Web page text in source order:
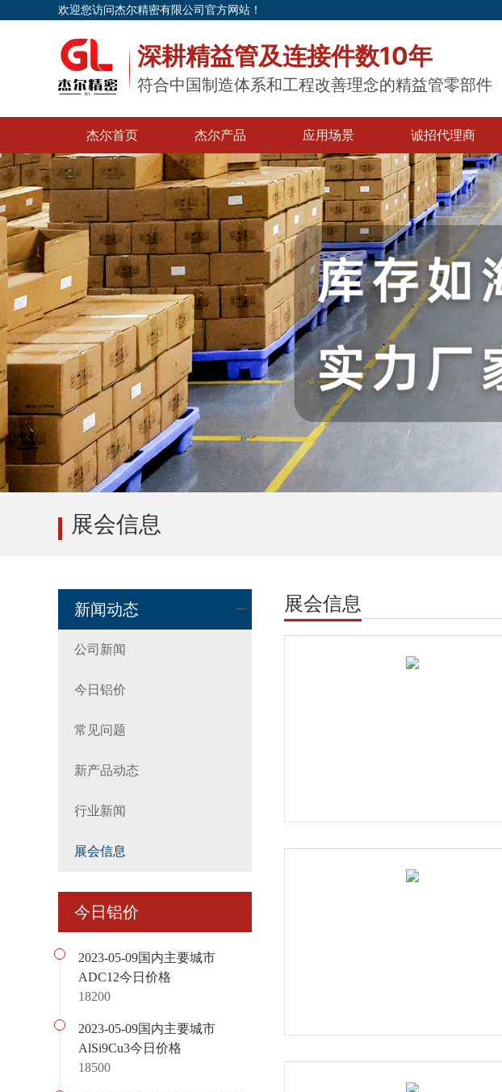
欢迎您访问杰尔精密有限公司官方网站！
深耕精益管及连接件数10年
符合中国制造体系和工程改善理念的精益管零部件
杰尔首页 杰尔产品 应用场景 诚招代理商
展会信息
新闻动态
公司新闻
今日铝价
常见问题
新产品动态
行业新闻
展会信息
今日铝价
2023-05-09国内主要城市
ADC12今日价格
18200
2023-05-09国内主要城市
AlSi9Cu3今日价格
18500
展会信息